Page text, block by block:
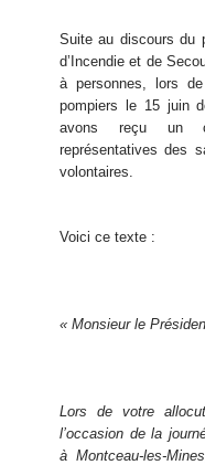
Suite au discours du
d’Incendie et de
à personnes, lors
pompiers le 15 juin
avons reçu un
représentatives des
volontaires.
Voici ce texte :
« Monsieur le
Lors de votre
l’occasion de la
à Montceau-les-